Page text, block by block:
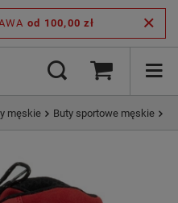
od 100,00 zł
męskie Buty sportowe męskie